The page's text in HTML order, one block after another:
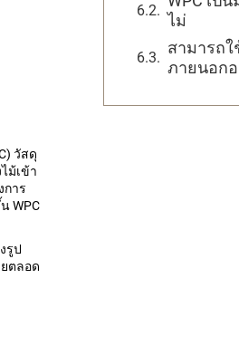
วัสดุ
ม้เข้า
การ
WPC
รูป
ตลอด
ไม่
สามารถใ
ภายนอก